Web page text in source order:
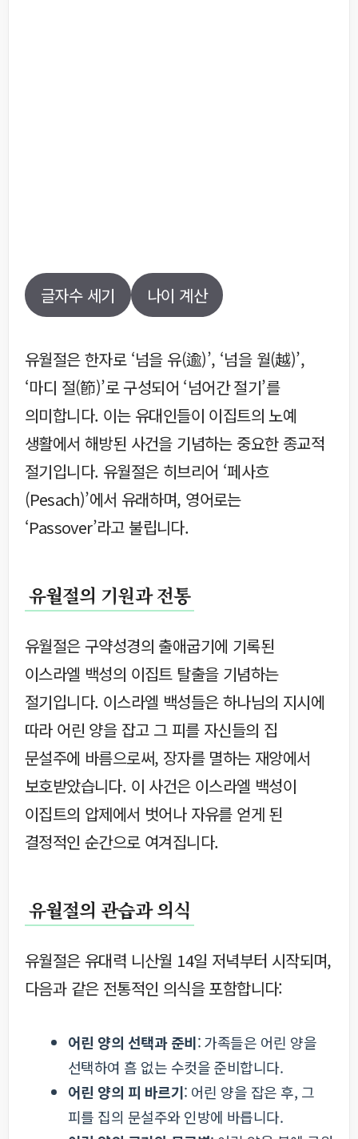
글자수 세기 나이 계산
유월절은 한자로 ‘넘을 유(逾)’, ‘넘을 월(越)’,
‘마디 절(節)’로 구성되어 ‘넘어간 절기’를
의미합니다. 이는 유대인들이 이집트의 노예
생활에서 해방된 사건을 기념하는 중요한 종교적
절기입니다. 유월절은 히브리어 ‘페사흐
(Pesach)’에서 유래하며, 영어로는
‘Passover’라고 불립니다.
유월절의 기원과 전통
유월절은 구약성경의 출애굽기에 기록된
이스라엘 백성의 이집트 탈출을 기념하는
절기입니다. 이스라엘 백성들은 하나님의 지시에
따라 어린 양을 잡고 그 피를 자신들의 집
문설주에 바름으로써, 장자를 멸하는 재앙에서
보호받았습니다. 이 사건은 이스라엘 백성이
이집트의 압제에서 벗어나 자유를 얻게 된
결정적인 순간으로 여겨집니다.
유월절의 관습과 의식
유월절은 유대력 니산월 14일 저녁부터 시작되며,
다음과 같은 전통적인 의식을 포함합니다:
어린 양의 선택과 준비: 가족들은 어린 양을
선택하여 흠 없는 수컷을 준비합니다.
어린 양의 피 바르기: 어린 양을 잡은 후, 그
피를 집의 문설주와 인방에 바릅니다.